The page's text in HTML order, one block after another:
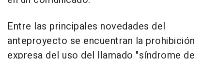
Entre las principales novedades del
anteproyecto se encuentran la prohibición
expresa del uso del llamado "síndrome de